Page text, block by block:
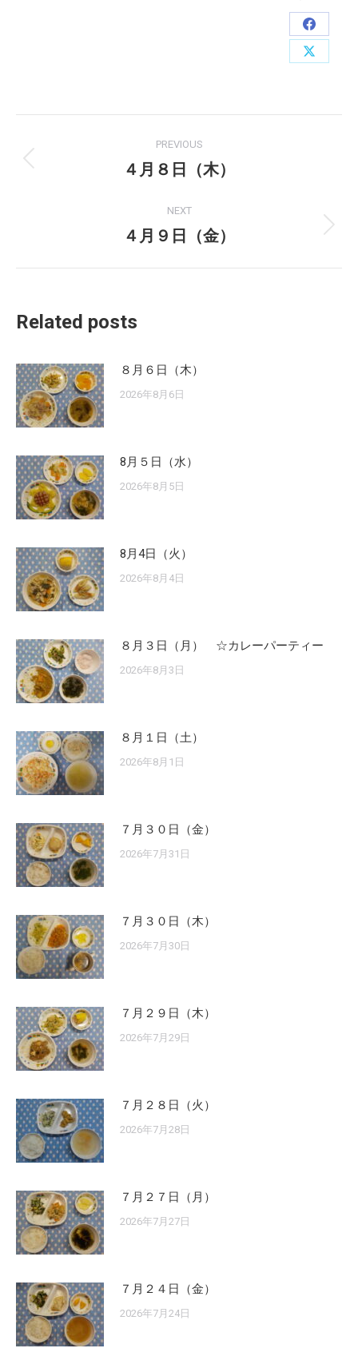
Share
on
Share
navigation
PREVIOUS
Previous
４月８日（木）
NEXT
Next
４月９日（金）
Related posts
８月６日（木）
2026年8月6日
8月５日（水）
2026年8月5日
8月4日（火）
2026年8月4日
８月３日（月） ☆カレーパーティー
2026年8月3日
８月１日（土）
2026年8月1日
７月３０日（金）
2026年7月31日
７月３０日（木）
2026年7月30日
７月２９日（木）
2026年7月29日
７月２８日（火）
2026年7月28日
７月２７日（月）
2026年7月27日
７月２４日（金）
2026年7月24日